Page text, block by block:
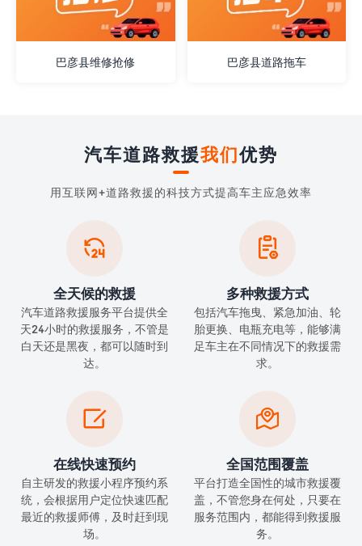
巴彦县维修抢修 巴彦县道路拖车
汽车道路救援我们优势
用互联网+道路救援的科技方式提高车主应急效率

全天候的救援
汽车道路救援服务平台提供全
天24小时的救援服务，不管是
白天还是黑夜，都可以随时到
达。

多种救援方式
包括汽车拖曳、紧急加油、轮
胎更换、电瓶充电等，能够满
足车主在不同情况下的救援需
求。

在线快速预约
自主研发的救援小程序预约系
统，会根据用户定位快速匹配
最近的救援师傅，及时赶到现
场。

全国范围覆盖
平台打造全国性的城市救援覆
盖，不管您身在何处，只要在
服务范围内，都能得到救援服
务。